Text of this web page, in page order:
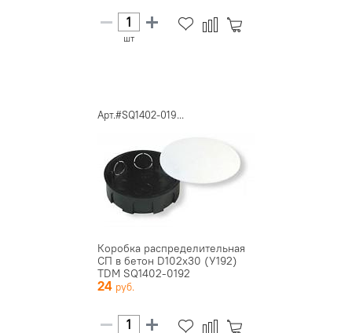
шт
Арт.#SQ1402-019...
Коробка распределительная
СП в бетон D102х30 (У192)
TDM SQ1402-0192
24